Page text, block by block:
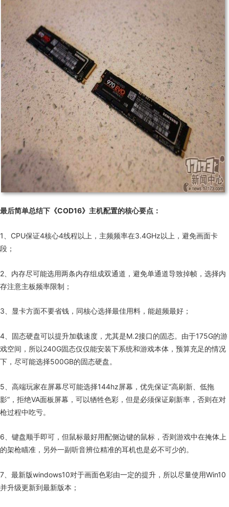
最后简单总结下《COD16》主机配置的核心要点：
1、 CPU保证4核心4线程以上，主频频率在3.4GHz以上，避免画面卡
段；
2、内存尽可能选用两条内存组成双通道，避免单通道导致掉帧，选择内
存注意主板频率限制；
3、显卡方面不要省钱，同核心选择最佳用料，能超频最好；
4、固态硬盘可以提升加载速度，尤其是M.2接口的固态。由于175G的游
戏空间，所以240G固态仅仅能安装下系统和游戏本体，预算充足的情况
下，尽可能选择500GB的固态硬盘。
5、高端玩家在屏幕尽可能选择144hz屏幕，优先保证“高刷新、低拖
影”，拒绝VA面板屏幕，可以牺牲色彩，但是必须保证刷新率，否则在对
枪过程中吃亏。
6、键盘顺手即可，但鼠标最好用配侧边键的鼠标，否则游戏中在掩体上
的架枪瞄准，另外一副听音辨位精准的耳机也是必不可少的。
7、最新版windows10对于画面色彩由一定的提升，所以尽量使用Win10
并升级更新到最新版本；